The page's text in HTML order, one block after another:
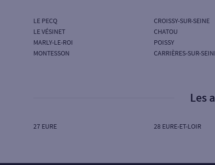
LE PECQ
LE VÉSINET
MARLY-LE-ROI
MONTESSON
CROISSY-SUR-SEINE
CHATOU
POISSY
CARRIÈRES-SUR-
Les
27 EURE 28 EURE-ET-LOIR